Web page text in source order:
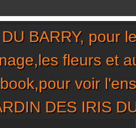
BARRY, pour
fleurs et
voir
DES IRIS